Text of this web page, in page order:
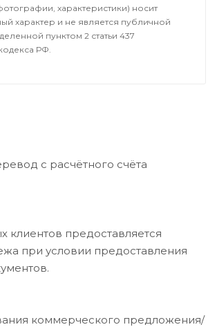
характеристики) носит
характер и не является публичной
пунктом 2 статьи 437
РФ.
с расчётного счёта
клиентов предоставляется
при условии предоставления
коммерческого предложения/